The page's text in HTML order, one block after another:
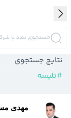
جستجوی نماد یا
نتایج جستجوی
#تلیسه
مهدی